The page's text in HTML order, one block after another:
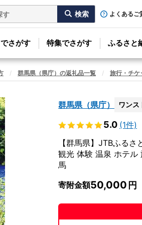
よくあるご
さがす 特集でさがす ふるさと
群馬県（県庁）の返礼品一覧 旅行・チケ
群馬県（県庁） ワンス
5.0 (1件)
【群馬県】JTBふる
観光 体験 温泉 ホテル
馬
寄附金額50,000